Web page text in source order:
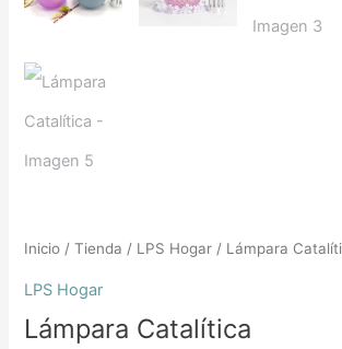
Inicio /Tienda / LPS Hogar / Lámpara
LPS Hogar
Lámpara Catalítica